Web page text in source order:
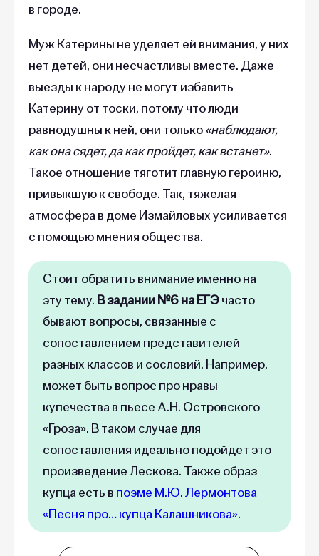
в городе.
Муж Катерины не уделяет ей внимания, у них
нет детей, они несчастливы вместе. Даже
выезды к народу не могут избавить
Катерину от тоски, потому что люди
равнодушны к ней, они только«наблюдают,
как она сядет, да как пройдет, как встанет».
Такое отношение тяготит главную героиню,
привыкшую к свободе. Так, тяжелая
атмосфера в доме Измайловых усиливается
с помощью мнения общества.
Стоит обратить внимание именно на
эту тему. В задании №6 на ЕГЭчасто
бывают вопросы, связанные с
сопоставлением представителей
разных классов и сословий. Например,
может быть вопрос про нравы
купечества в пьесе А.Н. Островского
«Гроза». В таком случае для
сопоставления идеально подойдет это
произведение Лескова. Также образ
купца есть в поэме М.Ю. Лермонтова
«Песня про… купца Калашникова».